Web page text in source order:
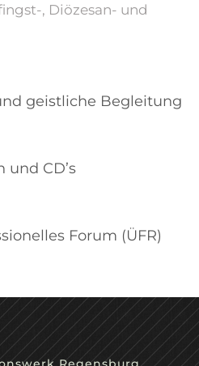
, Diözesan- und
geistliche Begleitung
und CD’s
Forum (ÜFR)